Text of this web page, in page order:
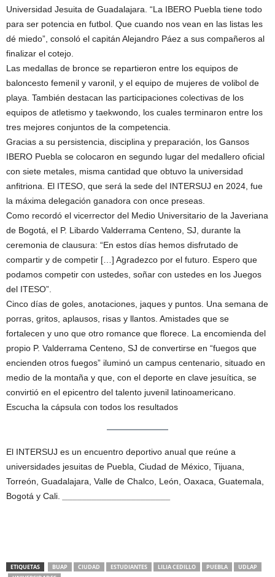
Universidad Jesuita de Guadalajara. “La IBERO Puebla tiene todo
para ser potencia en futbol. Que cuando nos vean en las listas les
dé miedo”, consoló el capitán Alejandro Páez a sus compañeros al
finalizar el cotejo.
Las medallas de bronce se repartieron entre los equipos de
baloncesto femenil y varonil, y el equipo de mujeres de volibol de
playa. También destacan las participaciones colectivas de los
equipos de atletismo y taekwondo, los cuales terminaron entre los
tres mejores conjuntos de la competencia.
Gracias a su persistencia, disciplina y preparación, los Gansos
IBERO Puebla se colocaron en segundo lugar del medallero oficial
con siete metales, misma cantidad que obtuvo la universidad
anfitriona. El ITESO, que será la sede del INTERSUJ en 2024, fue
la máxima delegación ganadora con once preseas.
Como recordó el vicerrector del Medio Universitario de la Javeriana
de Bogotá, el P. Libardo Valderrama Centeno, SJ, durante la
ceremonia de clausura: “En estos días hemos disfrutado de
compartir y de competir […] Agradezco por el futuro. Espero que
podamos competir con ustedes, soñar con ustedes en los Juegos
del ITESO”.
Cinco días de goles, anotaciones, jaques y puntos. Una semana de
porras, gritos, aplausos, risas y llantos. Amistades que se
fortalecen y uno que otro romance que florece. La encomienda del
propio P. Valderrama Centeno, SJ de convertirse en “fuegos que
encienden otros fuegos” iluminó un campus centenario, situado en
medio de la montaña y que, con el deporte en clave jesuítica, se
convirtió en el epicentro del talento juvenil latinoamericano.
Escucha la cápsula con todos los resultados
El INTERSUJ es un encuentro deportivo anual que reúne a
universidades jesuitas de Puebla, Ciudad de México, Tijuana,
Torreón, Guadalajara, Valle de Chalco, León, Oaxaca, Guatemala,
Bogotá y Cali.
ETIQUETAS BUAP CIUDAD ESTUDIANTES LILIA CEDILLO PUEBLA
UDLAP